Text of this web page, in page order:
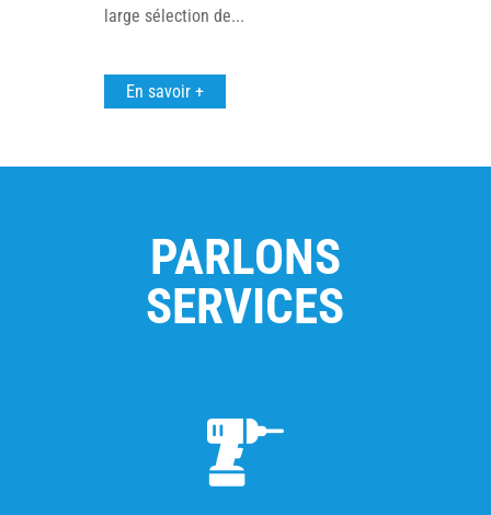
large sélection de...
En savoir +
PARLONS
SERVICES